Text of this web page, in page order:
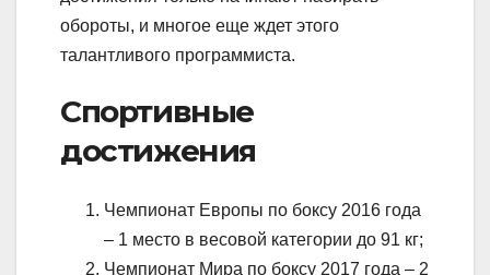
обороты, и многое еще ждет этого
талантливого программиста.
Спортивные
достижения
Чемпионат Европы по боксу 2016 года
– 1 место в весовой категории до 91 кг;
Чемпионат Мира по боксу 2017 года – 2